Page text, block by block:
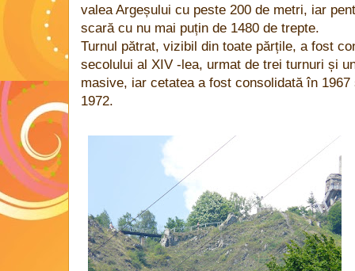
valea Argeșului cu peste 200 de metri, iar
scară cu nu mai puțin de 1480 de trepte.
Turnul pătrat, vizibil din toate părțile, a fost
secolului al XIV -lea, urmat de trei turnuri și
masive, iar cetatea a fost consolidată în
1972.